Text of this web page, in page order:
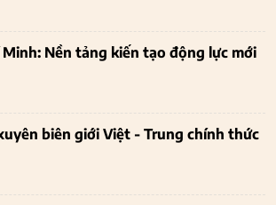
Nền tảng kiến tạo động lực mới
biên giới Việt - Trung chính thức